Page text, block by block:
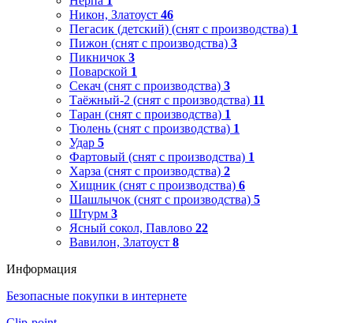
Никон, Златоуст 46
Пегасик (детский) (снят с производства) 1
Пижон (снят с производства) 3
Пикничок 3
Поварской 1
Секач (снят с производства) 3
Таёжный-2 (снят с производства) 11
Таран (снят с производства) 1
Тюлень (снят с производства) 1
Удар 5
Фартовый (снят с производства) 1
Харза (снят с производства) 2
Хищник (снят с производства) 6
Шашлычок (снят с производства) 5
Штурм 3
Ясный сокол, Павлово 22
Вавилон, Златоуст 8
Информация
Безопасные покупки в интернете